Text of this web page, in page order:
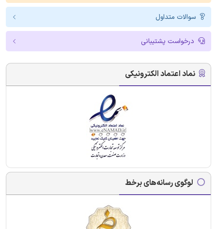
سوالات متداول
درخواست پشتیبانی
نماد اعتماد الکترونیکی
لوگوی رسانه‌های برخط